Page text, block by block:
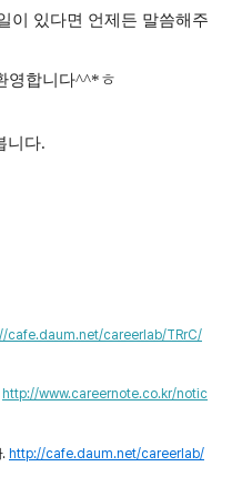
이 있다면 언제든 말씀해주
영합니다^^*ㅎ
니다.
cafe.daum.net/careerlab/TRrC/
http://www.careernote.co.kr/notic
. http://cafe.daum.net/careerlab/